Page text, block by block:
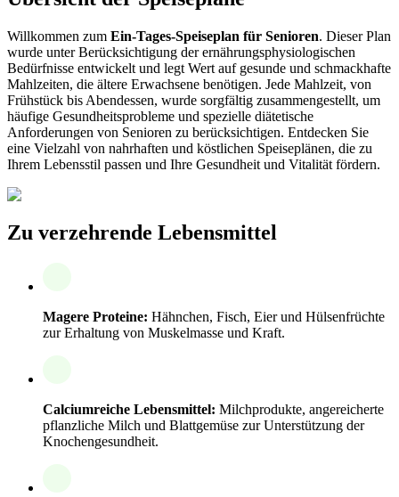
Willkommen zum Ein-Tages-Speiseplan für Senioren. Dieser Plan
wurde unter Berücksichtigung der ernährungsphysiologischen
Bedürfnisse entwickelt und legt Wert auf gesunde und schmackhafte
Mahlzeiten, die ältere Erwachsene benötigen. Jede Mahlzeit, von
Frühstück bis Abendessen, wurde sorgfältig zusammengestellt, um
häufige Gesundheitsprobleme und spezielle diätetische
Anforderungen von Senioren zu berücksichtigen. Entdecken Sie
eine Vielzahl von nahrhaften und köstlichen Speiseplänen, die zu
Ihrem Lebensstil passen und Ihre Gesundheit und Vitalität fördern.
Zu verzehrende Lebensmittel
Magere Proteine: Hähnchen, Fisch, Eier und Hülsenfrüchte
zur Erhaltung von Muskelmasse und Kraft.
Calciumreiche Lebensmittel: Milchprodukte, angereicherte
pflanzliche Milch und Blattgemüse zur Unterstützung der
Knochengesundheit.